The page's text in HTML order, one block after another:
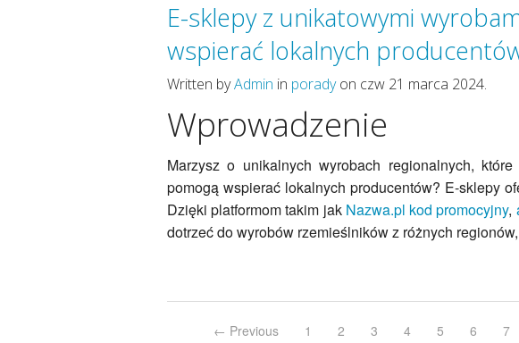
E-sklepy z unikatowymi
wspierać lokalnych
Written byAdmin in poradyon czw 21 marca 2024.
Wprowadzenie
Marzysz o unikalnych wyrobach regionalnych,
pomogą wspierać lokalnych producentów? E-sklepy
Dzięki platformom takim jak Nazwa.pl kod promocyjny,
dotrzeć do wyrobów rzemieślników z różnych
← Previous 1 2 3 4 5 6 7